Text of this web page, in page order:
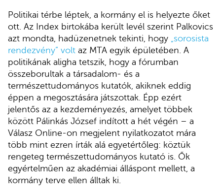
Politikai térbe léptek, a kormány el is helyezte őket
ott. Az Index birtokába került levél szerint Palkovics
azt mondta, hadüzenetnek tekinti, hogy „sorosista
rendezvény” volt az MTA egyik épületében. A
politikának aligha tetszik, hogy a fórumban
összeborultak a társadalom- és a
természettudományos kutatók, akiknek eddig
éppen a megosztására játszottak. Épp ezért
jelentős az a kezdeményezés, amelyet többek
között Pálinkás József indított a hét végén – a
Válasz Online-on megjelent nyilatkozatot mára
több mint ezren írták alá egyetértőleg: köztük
rengeteg természettudományos kutató is. Ők
egyértelműen az akadémiai álláspont mellett, a
kormány terve ellen álltak ki.